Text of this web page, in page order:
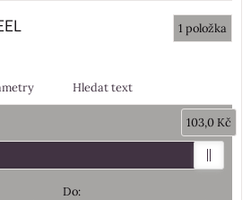
1 položka
Hledat text
Do:
103,0 Kč